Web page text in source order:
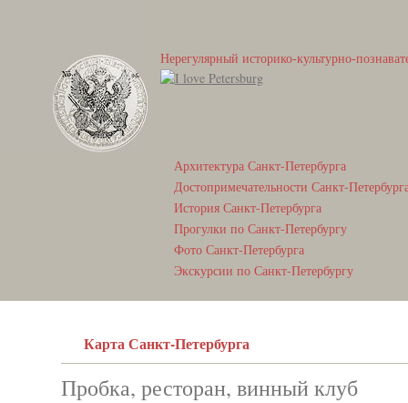
Нерегулярный историко-культурно-
Архитектура Санкт-Петербурга
Достопримечательности Санкт-
История Санкт-Петербурга
Прогулки по Санкт-Петербургу
Фото Санкт-Петербурга
Экскурсии по Санкт-Петербургу
Карта Санкт-Петербурга
Пробка, ресторан, винный клуб